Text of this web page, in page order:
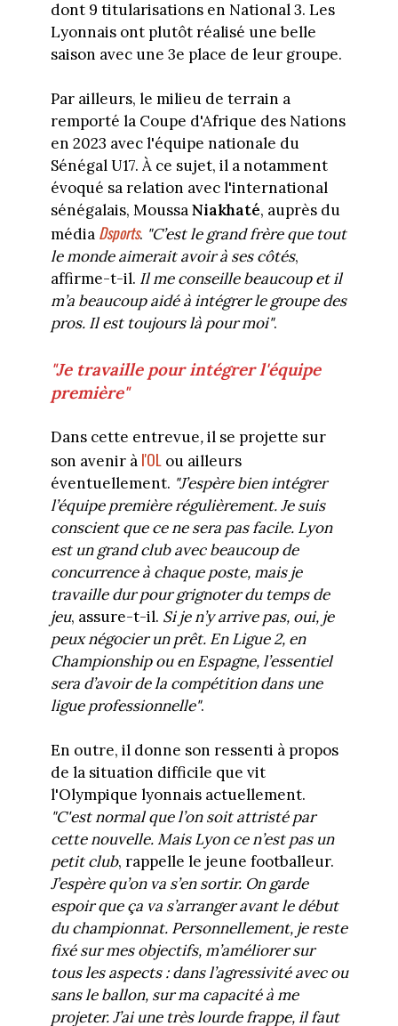
dont 9 titularisations en National 3. Les
Lyonnais ont plutôt réalisé une belle
saison avec une 3e place de leur groupe.
Par ailleurs, le milieu de terrain a
remporté la Coupe d'Afrique des Nations
en 2023 avec l'équipe nationale du
Sénégal U17. À ce sujet, il a notamment
évoqué sa relation avec l'international
sénégalais, MoussaNiakhaté, auprès du
média Dsports. "C’est le grand frère que tout
le monde aimerait avoir à ses côtés,
affirme-t-il. Il me conseille beaucoup et il
m’a beaucoup aidé à intégrer le groupe des
pros. Il est toujours là pour moi".
"Je travaille pour intégrer l'équipe
première"
Dans cette entrevue,il se projette sur
son avenir à l'OLou ailleurs
éventuellement. "J’espère bien intégrer
l’équipe première régulièrement. Je suis
conscient que ce ne sera pas facile. Lyon
est un grand club avec beaucoup de
concurrence à chaque poste, mais je
travaille dur pour grignoter du temps de
jeu, assure-t-il. Si je n’y arrive pas, oui, je
peux négocier un prêt. En Ligue 2, en
Championship ou en Espagne, l’essentiel
sera d’avoir de la compétition dans une
ligue professionnelle".
En outre, il donne son ressenti à propos
de la situation difficile que vit
l'Olympique lyonnais actuellement.
"C'est normal que l’on soit attristé par
cette nouvelle. Mais Lyon ce n’est pas un
petit club, rappelle le jeune footballeur.
J’espère qu’on va s’en sortir. On garde
espoir que ça va s’arranger avant le début
du championnat. Personnellement, je reste
fixé sur mes objectifs, m’améliorer sur
tous les aspects : dans l’agressivité avec ou
sans le ballon, sur ma capacité à me
projeter. J’ai une très lourde frappe, il faut